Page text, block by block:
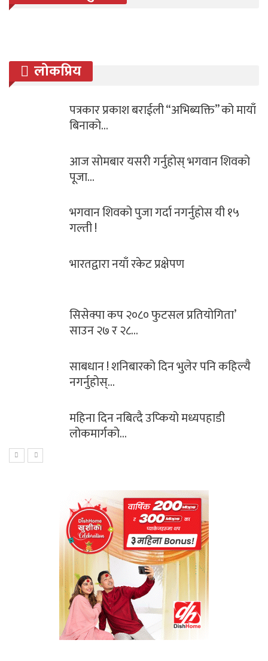
लोकप्रिय
पत्रकार प्रकाश बराईली “अभिब्यक्ति” को मायाँ
बिनाको…
आज सोमबार यसरी गर्नुहोस् भगवान शिवको
पूजा…
भगवान शिवको पुजा गर्दा नगर्नुहोस यी १५
गल्ती !
भारतद्वारा नयाँ रकेट प्रक्षेपण
सिसेक्पा कप २०८० फुटसल प्रतियोगिता’
साउन २७ र २८…
साबधान ! शनिबारको दिन भुलेर पनि कहिल्यै
नगर्नुहोस्…
महिना दिन नबित्दै उप्कियो मध्यपहाडी
लोकमार्गको…